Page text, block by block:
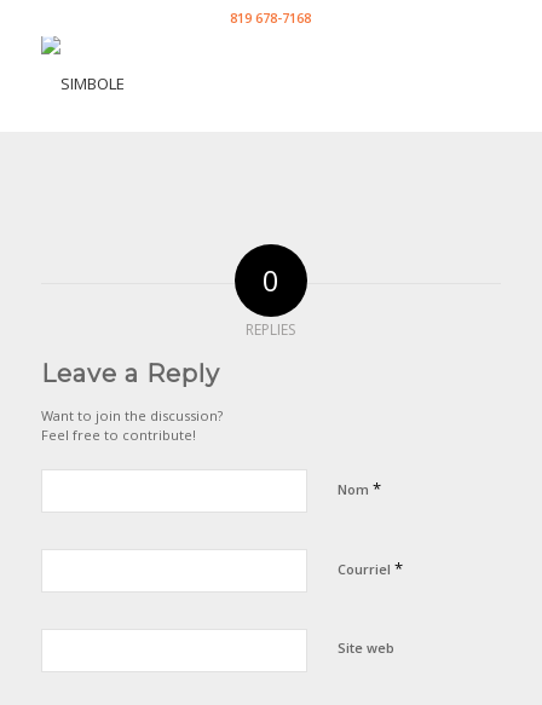
819 678-7168
0
REPLIES
Leave a Reply
Want to join the discussion?
Feel free to contribute!
Nom *
Courriel *
Site web